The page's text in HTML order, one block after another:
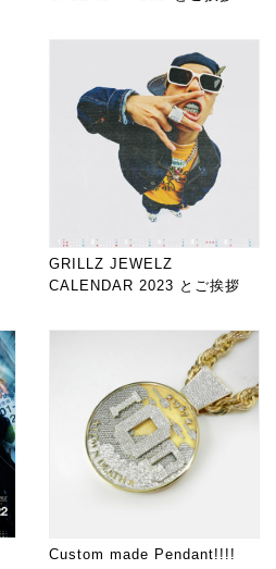
GRILLZ JEWELZ
CALENDAR 2023 とご挨拶
Custom made Pendant!!!!